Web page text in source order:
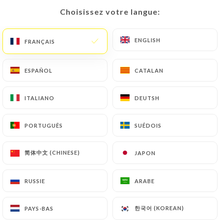
Choisissez votre langue:
FRANÇAIS ENGLISH
ESPAÑOL CATALAN
ITALIANO DEUTSH
PORTUGUÊS SUÉDOIS
简体中文 (CHINESE) JAPON
RUSSIE ARABE
PAYS-BAS 한국어 (KOREAN)
La Poulette de Grain
Choisissez votre langue:
FRANÇAIS ENGLISH
ESPAÑOL CATALAN
ITALIANO DEUTSH
PORTUGUÊS SUÉDOIS
简体中文 (CHINESE) JAPON
RUSSIE ARABE
PAYS-BAS 한국어 (KOREAN)